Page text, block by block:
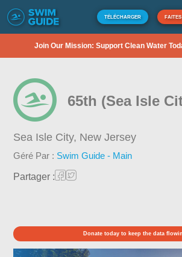
TÉLÉCHARGER
Join Our Mission: Support Clean Water
65th (Sea Isle
Sea Isle City, New Jersey
Géré Par : Swim Guide - Main
Partager :
Donate today to keep the data